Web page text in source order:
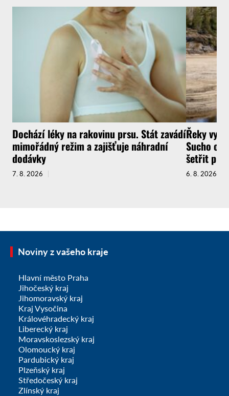
Dochází léky na rakovinu prsu. Stát zavádí
mimořádný režim a zajišťuje náhradní
dodávky
7. 8. 2026
Řeky
Sucho
šetřit
6. 8. 2026
Noviny z vašeho kraje
Hlavní město Praha
Jihočeský kraj
Jihomoravský kraj
Kraj Vysočina
Královéhradecký kraj
Liberecký kraj
Moravskoslezský kraj
Olomoucký kraj
Pardubický kraj
Plzeňský kraj
Středočeský kraj
Zlínský kraj